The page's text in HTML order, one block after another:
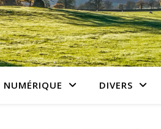
NUMÉRIQUE DIVERS